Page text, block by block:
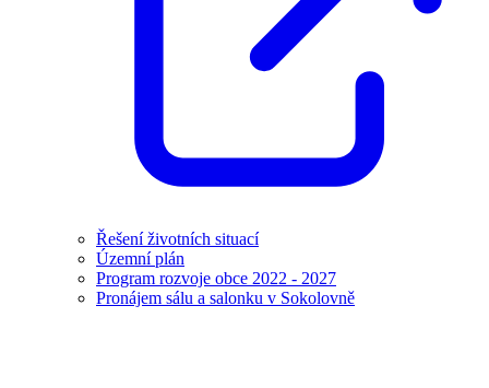
Řešení životních situací
Územní plán
Program rozvoje obce 2022 - 2027
Pronájem sálu a salonku v Sokolovně